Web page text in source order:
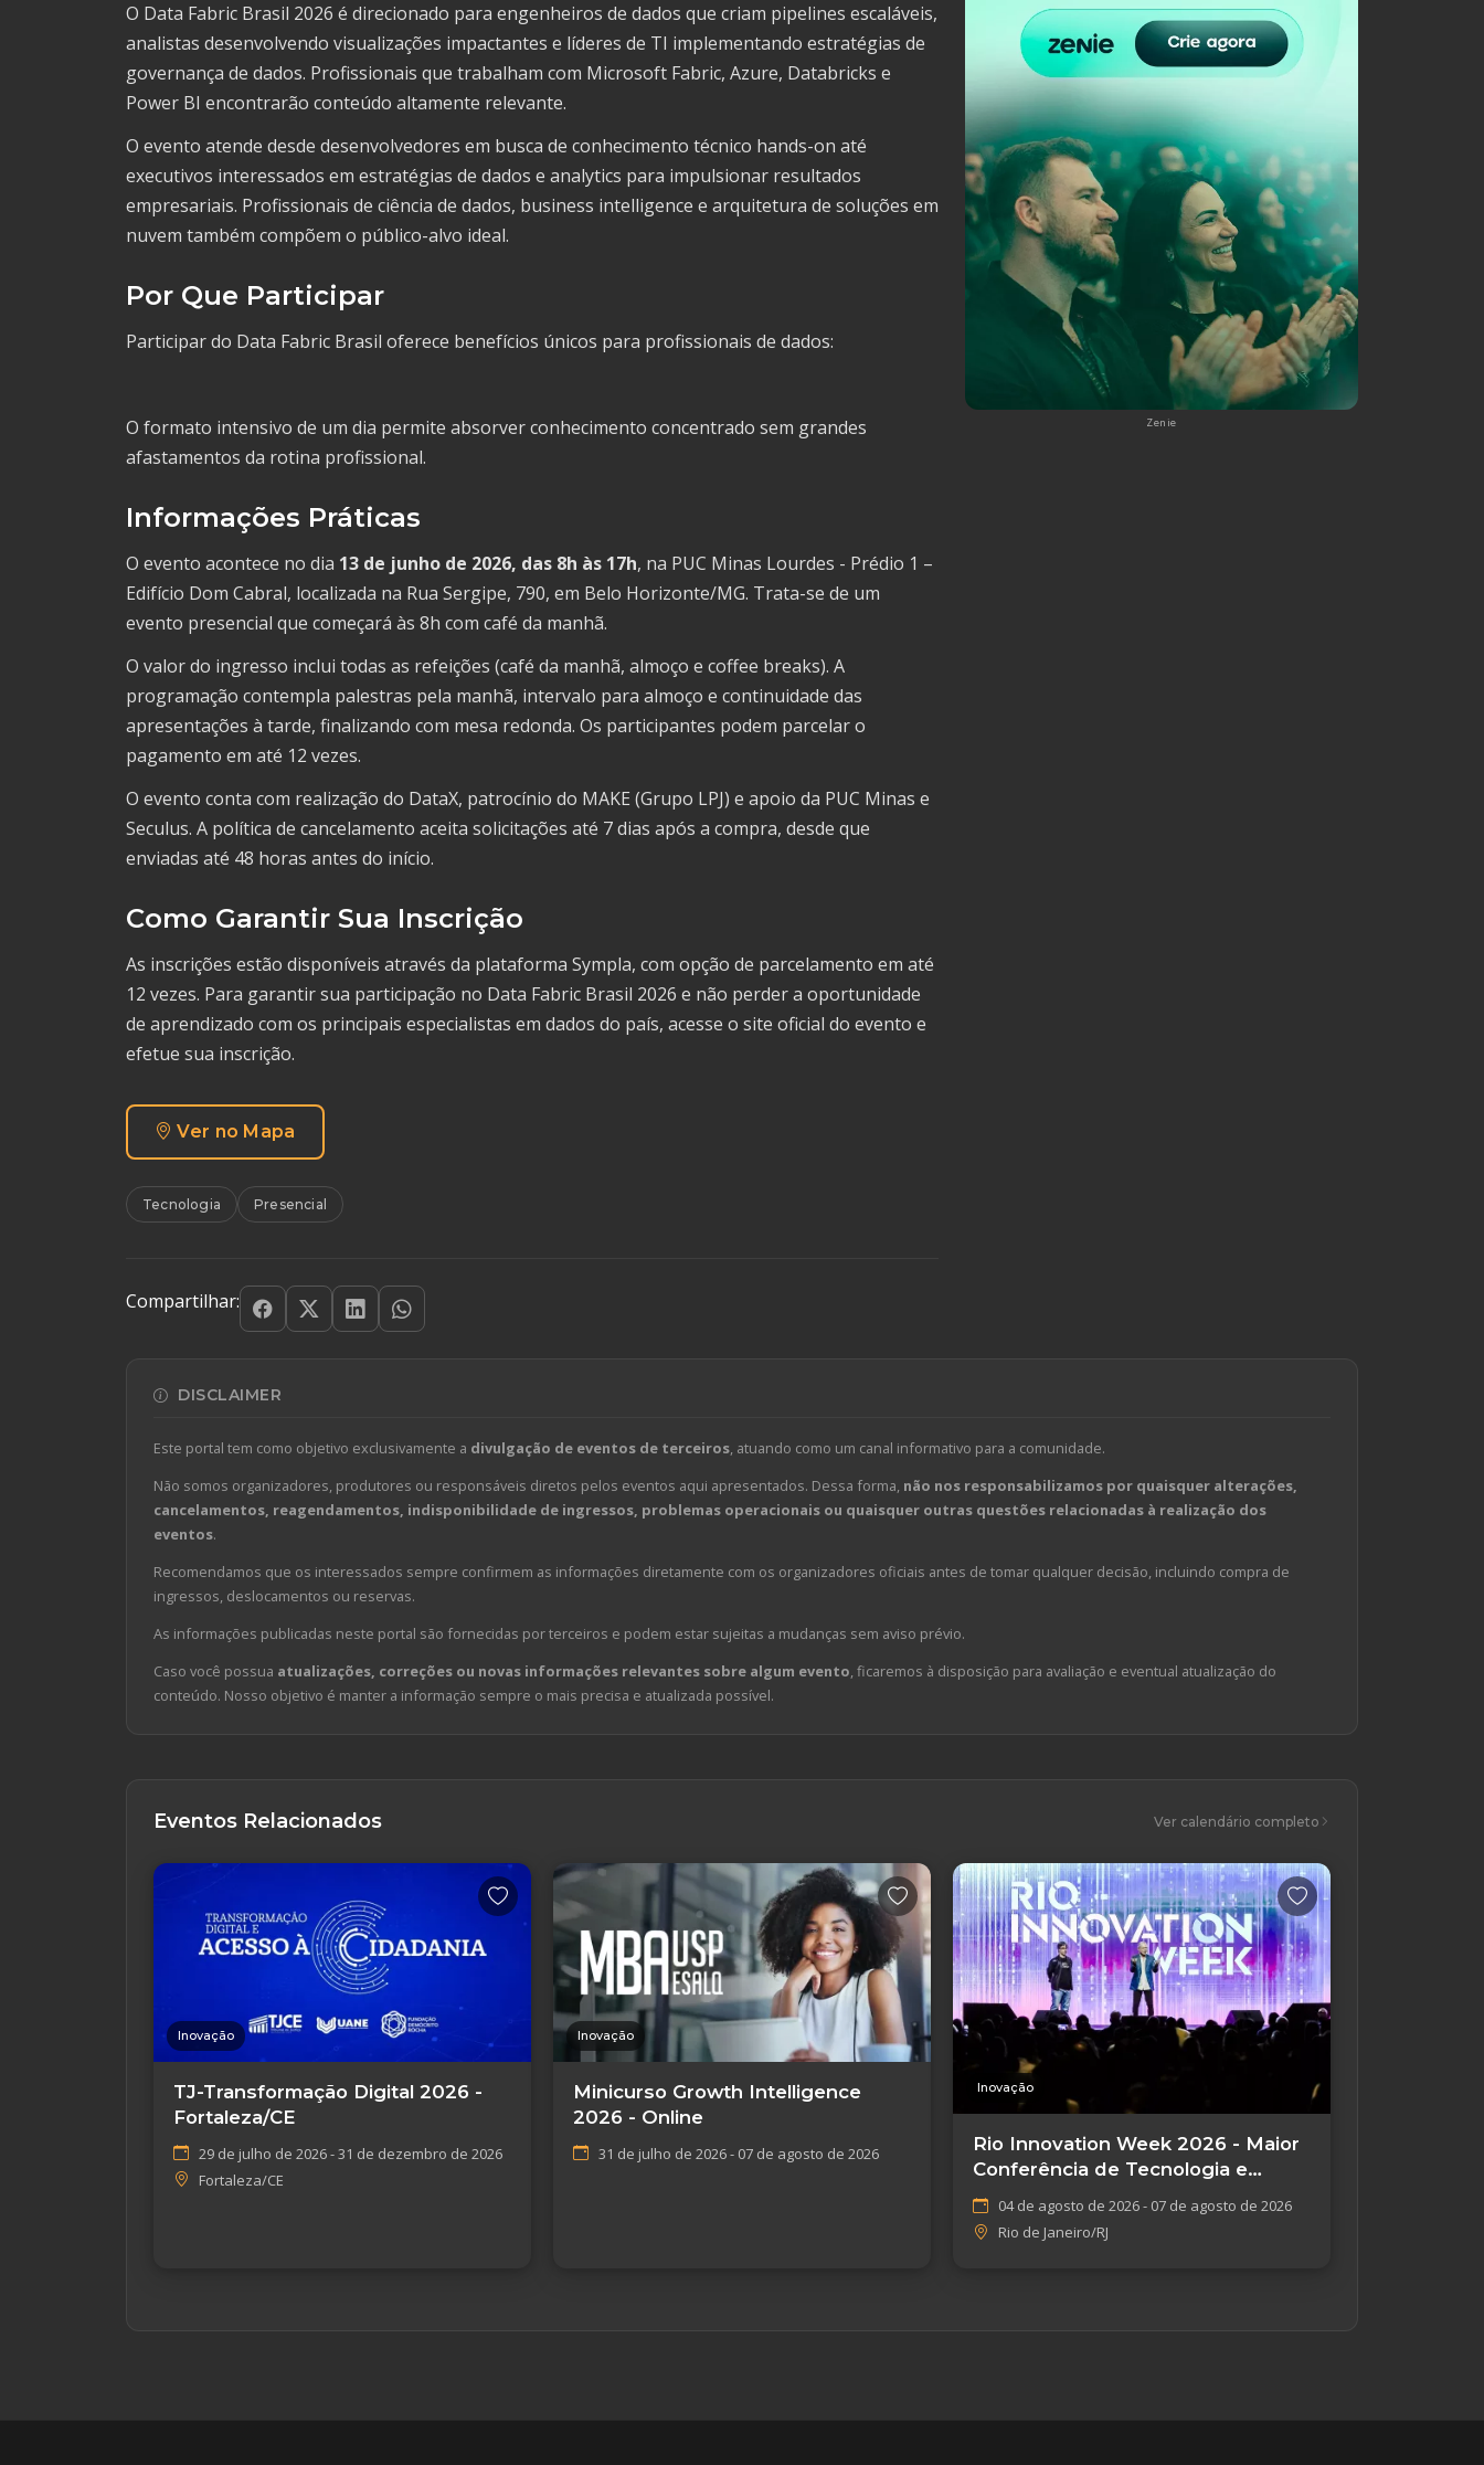
O Data Fabric Brasil 2026 é direcionado para engenheiros de dados que criam pipelines escaláveis,
analistas desenvolvendo visualizações impactantes e líderes de TI implementando estratégias de
governança de dados. Profissionais que trabalham com Microsoft Fabric, Azure, Databricks e
Power BI encontrarão conteúdo altamente relevante.
O evento atende desde desenvolvedores em busca de conhecimento técnico hands-on até
executivos interessados em estratégias de dados e analytics para impulsionar resultados
empresariais. Profissionais de ciência de dados, business intelligence e arquitetura de soluções em
nuvem também compõem o público-alvo ideal.
Por Que Participar
Participar do Data Fabric Brasil oferece benefícios únicos para profissionais de dados:
O formato intensivo de um dia permite absorver conhecimento concentrado sem grandes
afastamentos da rotina profissional.
Informações Práticas
O evento acontece no dia 13 de junho de 2026, das 8h às 17h, na PUC Minas Lourdes - Prédio 1 –
Edifício Dom Cabral, localizada na Rua Sergipe, 790, em Belo Horizonte/MG. Trata-se de um
evento presencial que começará às 8h com café da manhã.
O valor do ingresso inclui todas as refeições (café da manhã, almoço e coffee breaks). A
programação contempla palestras pela manhã, intervalo para almoço e continuidade das
apresentações à tarde, finalizando com mesa redonda. Os participantes podem parcelar o
pagamento em até 12 vezes.
O evento conta com realização do DataX, patrocínio do MAKE (Grupo LPJ) e apoio da PUC Minas e
Seculus. A política de cancelamento aceita solicitações até 7 dias após a compra, desde que
enviadas até 48 horas antes do início.
Como Garantir Sua Inscrição
As inscrições estão disponíveis através da plataforma Sympla, com opção de parcelamento em até
12 vezes. Para garantir sua participação no Data Fabric Brasil 2026 e não perder a oportunidade
de aprendizado com os principais especialistas em dados do país, acesse o site oficial do evento e
efetue sua inscrição.
Ver no Mapa
Tecnologia Presencial
Compartilhar:
Zenie
DISCLAIMER
Este portal tem como objetivo exclusivamente a divulgação de eventos de terceiros, atuando como um canal informativo para a comunidade.
Não somos organizadores, produtores ou responsáveis diretos pelos eventos aqui apresentados. Dessa forma, não nos responsabilizamos por quaisquer alterações,
cancelamentos, reagendamentos, indisponibilidade de ingressos, problemas operacionais ou quaisquer outras questões relacionadas à realização dos
eventos.
Recomendamos que os interessados sempre confirmem as informações diretamente com os organizadores oficiais antes de tomar qualquer decisão, incluindo compra de
ingressos, deslocamentos ou reservas.
As informações publicadas neste portal são fornecidas por terceiros e podem estar sujeitas a mudanças sem aviso prévio.
Caso você possua atualizações, correções ou novas informações relevantes sobre algum evento, ficaremos à disposição para avaliação e eventual atualização do
conteúdo. Nosso objetivo é manter a informação sempre o mais precisa e atualizada possível.
Eventos Relacionados Ver calendário completo
Inovação
TJ-Transformação Digital 2026 -
Fortaleza/CE
29 de julho de 2026 - 31 de dezembro de 2026
Fortaleza/CE
Inovação
Minicurso Growth Intelligence
2026 - Online
31 de julho de 2026 - 07 de agosto de 2026
Inovação
Rio Innovation Week 2026 - Maior
Conferência de Tecnologia e
Inovação
04 de agosto de 2026 - 07 de agosto de 2026
Rio de Janeiro/RJ